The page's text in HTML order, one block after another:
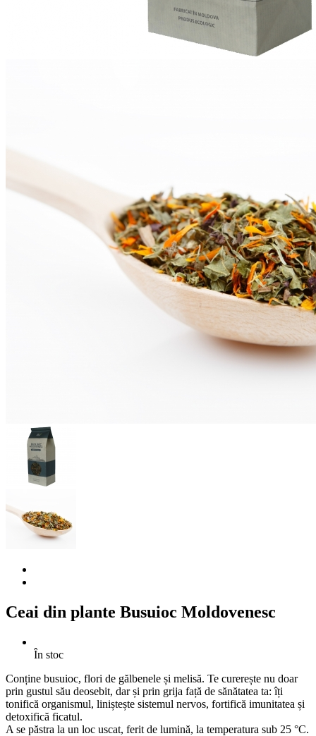
Ceai din plante Busuioc Moldovenesc
În stoc
Conține busuioc, flori de gălbenele și melisă. Te curerește nu doar
prin gustul său deosebit, dar și prin grija față de sănătatea ta: îți
tonifică organismul, liniștește sistemul nervos, fortifică imunitatea și
detoxifică ficatul.
A se păstra la un loc uscat, ferit de lumină, la temperatura sub 25 °C.